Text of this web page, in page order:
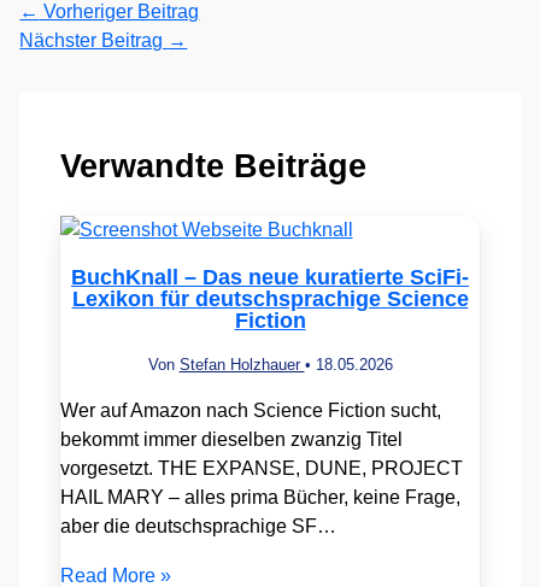
← Vorheriger Beitrag
Nächster Beitrag →
Verwandte Beiträge
BuchKnall – Das neue kuratierte SciFi-
Lexikon für deutschsprachige Science
Fiction
Von Stefan Holzhauer • 18.05.2026
Wer auf Amazon nach Science Fiction sucht,
bekommt immer dieselben zwanzig Titel
vorgesetzt. THE EXPANSE, DUNE, PROJECT
HAIL MARY – alles prima Bücher, keine Frage,
aber die deutschsprachige SF…
Read More »